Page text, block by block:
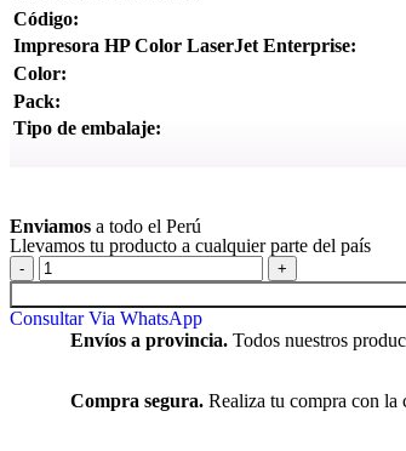
Código:
Impresora HP Color LaserJet Enterprise:
Color:
Pack:
Tipo de embalaje:
Enviamos a todo el Perú
Llevamos tu producto a cualquier parte del país
Consultar Via WhatsApp
Envíos a provincia. Todos nuestros
Compra segura. Realiza tu compra con la